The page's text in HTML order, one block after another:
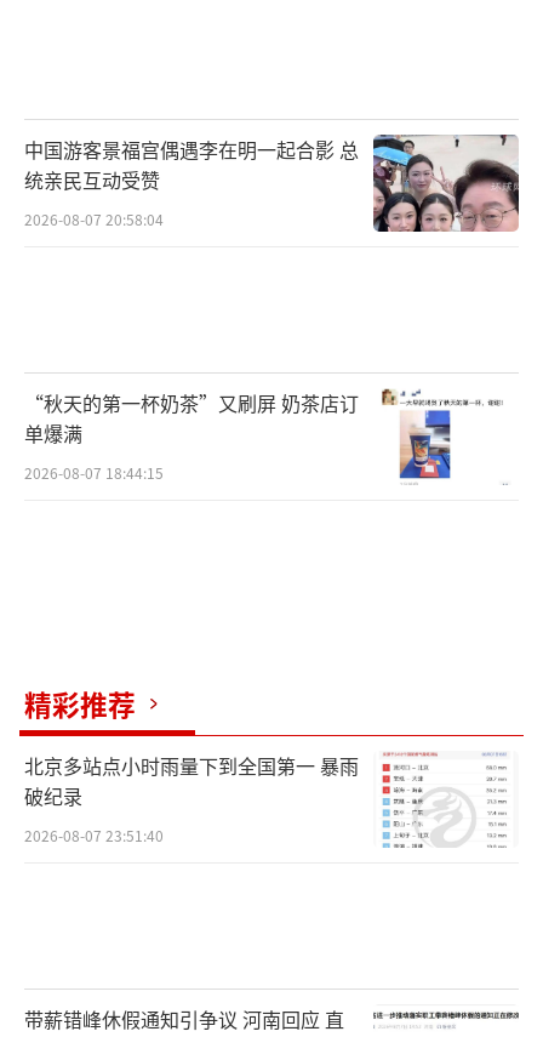
中国游客景福宫偶遇李在明一起合影 总
统亲民互动受赞
2026-08-07 20:58:04
“秋天的第一杯奶茶”又刷屏 奶茶店订
单爆满
2026-08-07 18:44:15
精彩推荐
北京多站点小时雨量下到全国第一 暴雨
破纪录
2026-08-07 23:51:40
带薪错峰休假通知引争议 河南回应 直